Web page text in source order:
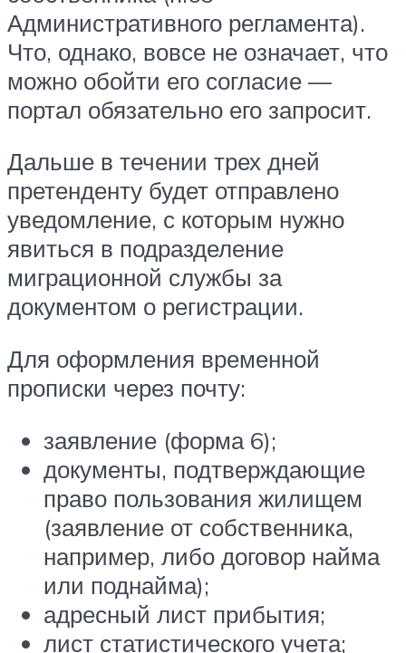
Административного регламента).
Что, однако, вовсе не означает, что
можно обойти его согласие —
портал обязательно его запросит.
Дальше в течении трех дней
претенденту будет отправлено
уведомление, с которым нужно
явиться в подразделение
миграционной службы за
документом о регистрации.
Для оформления временной
прописки через почту:
заявление (форма 6);
документы, подтверждающие
право пользования жилищем
(заявление от собственника,
например, либо договор найма
или поднайма);
адресный лист прибытия;
лист статистического учета;